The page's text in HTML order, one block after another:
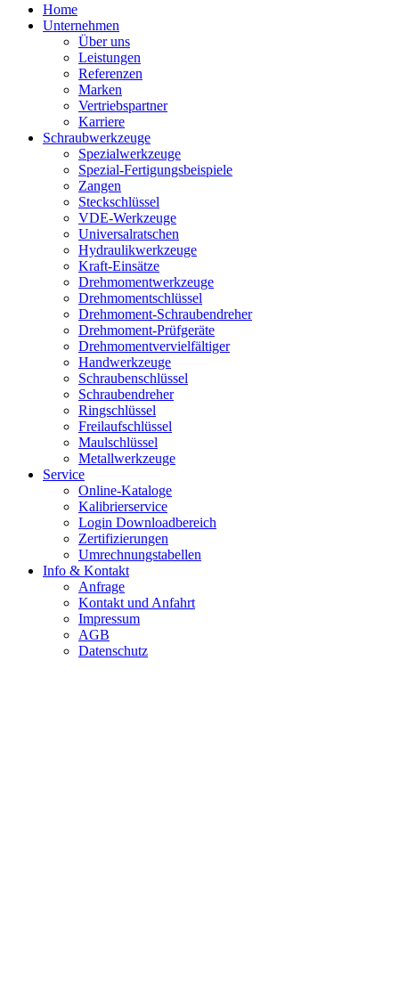
Home
Unternehmen
Über uns
Leistungen
Referenzen
Marken
Vertriebspartner
Karriere
Schraubwerkzeuge
Spezialwerkzeuge
Spezial-Fertigungsbeispiele
Zangen
Steckschlüssel
VDE-Werkzeuge
Universalratschen
Hydraulikwerkzeuge
Kraft-Einsätze
Drehmomentwerkzeuge
Drehmomentschlüssel
Drehmoment-Schraubendreher
Drehmoment-Prüfgeräte
Drehmomentvervielfältiger
Handwerkzeuge
Schraubenschlüssel
Schraubendreher
Ringschlüssel
Freilaufschlüssel
Maulschlüssel
Metallwerkzeuge
Service
Online-Kataloge
Kalibrierservice
Login Downloadbereich
Zertifizierungen
Umrechnungstabellen
Info & Kontakt
Anfrage
Kontakt und Anfahrt
Impressum
AGB
Datenschutz